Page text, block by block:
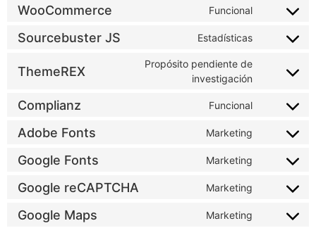
intercom-
messenger
WooCommerce Funcional
Consent
service
Sourcebuster JS Estadísticas
Consent
ThemeREX
Propósito pendiente de
investigación
Consent
themerex
Complianz Funcional
Consent
service
complianz
Adobe Fonts Marketing
Consent
service
adobe-
Google Fonts Marketing
Consent
service
google-
Google reCAPTCHA Marketing
Consent
service
google-
Google Maps Marketing
Consent